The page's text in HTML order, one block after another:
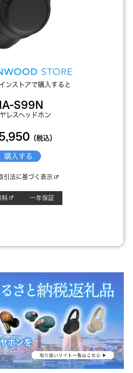
ンストアで購入すると
S99N
レスヘッドホン
（税込）
購入する
引法に基づく表示
料 一年保証